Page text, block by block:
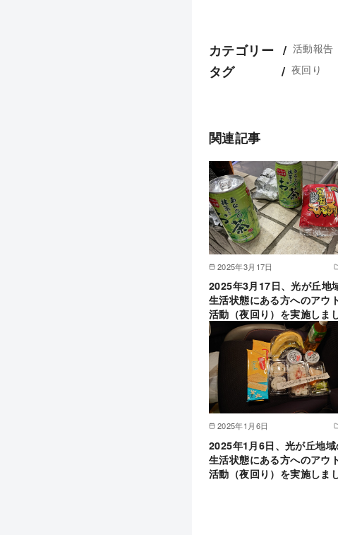
カテゴリー 活動報告
タグ 夜回り
関連記事
2025年3月17日
2025年3月17日、光が丘地
生活状態にある方へのアウ
活動（夜回り）を実施しま
2025年1月6日
2025年1月6日、光が丘地域
生活状態にある方へのアウ
活動（夜回り）を実施しま